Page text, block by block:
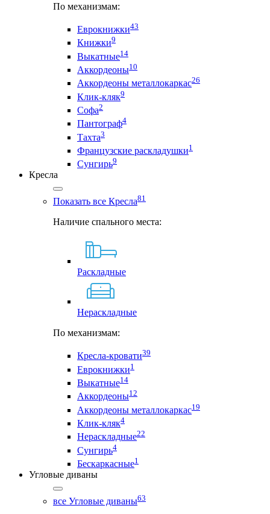
По механизмам:
Еврокнижки43
Книжки9
Выкатные14
Аккордеоны10
Аккордеоны металлокаркас26
Клик-кляк9
Софа2
Пантограф4
Тахта3
Французские раскладушки1
Сунгирь9
Кресла
Показать все Кресла81
Наличие спального места:
Раскладные
Нераскладные
По механизмам:
Кресла-кровати39
Еврокнижки1
Выкатные14
Аккордеоны12
Аккордеоны металлокаркас19
Клик-кляк4
Нераскладные22
Сунгирь4
Бескаркасные1
Угловые диваны
все Угловые диваны63